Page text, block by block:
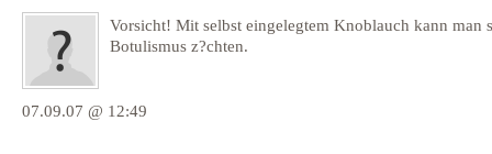
Vorsicht! Mit selbst eingelegtem Knoblauch kann man
Botulismus z?chten.
07.09.07 @ 12:49